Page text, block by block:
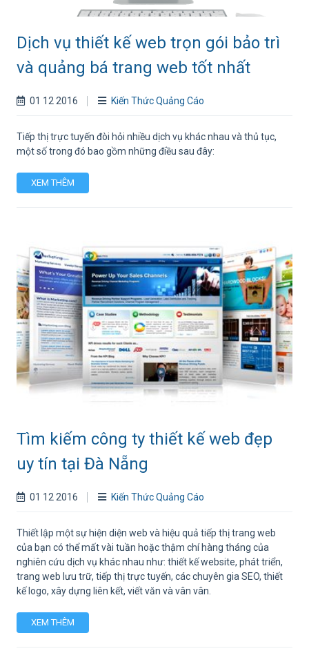
Dịch vụ thiết kế web trọn gói bảo trì
và quảng bá trang web tốt nhất
01 12 2016 Kiến Thức Quảng Cáo
Tiếp thị trực tuyến đòi hỏi nhiều dịch vụ khác nhau và thủ tục,
một số trong đó bao gồm những điều sau đây:
XEM THÊM
Tìm kiếm công ty thiết kế web đẹp
uy tín tại Đà Nẵng
01 12 2016 Kiến Thức Quảng Cáo
Thiết lập một sự hiện diện web và hiệu quả tiếp thị trang web
của bạn có thể mất vài tuần hoặc thậm chí hàng tháng của
nghiên cứu dịch vụ khác nhau như: thiết kế website, phát triển,
trang web lưu trữ, tiếp thị trực tuyến, các chuyên gia SEO, thiết
kế logo, xây dựng liên kết, viết văn và vân vân.
XEM THÊM